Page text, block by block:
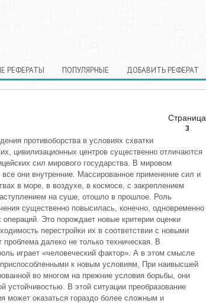
РЕФЕРАТЫ ПОПУЛЯРНЫЕ ДОБАВИТЬ РЕФЕРАТ
Страница
3
противоборства в условиях схватки
цивилизационных центров существенно отличаются
сил мирового государства. В мировом
они внутренние. Массированное применение сил и
в море, в воздухе, в космосе, с закреплением
на суше, отошло в прошлое. Роль
существенно повысилась, конечно, одновременно
Это порождает новые критерии оценки
перестройки их в соответствии с новыми
далеко не только техническая. В
играет «человеческий фактор». А в этом смысле
к новым условиям, При наивысшей
во многом на прежние условия борьбы, они
устойчивостью. В этой ситуации преобразование
оказаться гораздо более сложным и